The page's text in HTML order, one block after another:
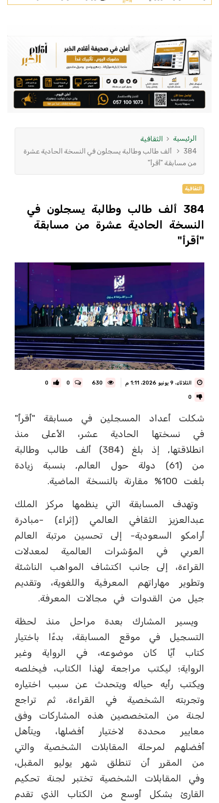
الرئيسية
الثقافية
384 ألف طالب وطالبة يسجلون في النسخة الحادية عشرة
من مسابقة "أقرأ"
الثقافية
384 ألف طالب وطالبة يسجلون في
النسخة الحادية عشرة من مسابقة
"أقرأ"
الثلاثاء، 9 يونيو 2026، 1:11 م 0
0
0
شكلت أعداد المسجلين في مسابقة "أقرأ"
في نسختها الحادية عشر، الأعلى منذ
انطلاقتها, إذ بلغ (384) ألف طالب وطالبة
من (61) دولة حول العالم, بنسبة زيادة
بلغت 100% مقارنة بالنسخة الماضية.
وتهدف المسابقة التي ينظمها مركز الملك
عبدالعزيز الثقافي العالمي (إثراء) -مبادرة
أرامكو السعودية- إلى تحسين مرتبة العالم
العربي في المؤشرات العالمية لمعدلات
القراءة، إلى جانب اكتشاف المواهب الناشئة
وتطوير مهاراتهم المعرفية واللغوية، وتقديم
جيل من القدوات في مجالات المعرفة.
ويسير المشارك بعدة مراحل منذ لحظة
التسجيل في موقع المسابقة، بدءًا باختيار
كتاب أيًا كان موضوعه، في الرواية وغير
الرواية؛ ليكتب مراجعة لهذا الكتاب، فيخلصه
ويكتب رأيه حياله ويتحدث عن سبب اختياره
وتجربته الشخصية في القراءة، ثم تراجع
لجنة من المتخصصين هذه المشاركات وفق
معايير محددة لاختيار أفضلها، ويتأهل
أفضلهم لمرحلة المقابلات الشخصية والتي
من المقرر أن تنطلق شهر يوليو المقبل،
وفي المقابلات الشخصية تختبر لجنة تحكيم
القارئ بشكل أوسع من الكتاب الذي تقدم